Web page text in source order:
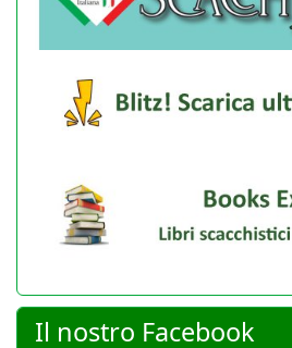
Il nostro Facebook